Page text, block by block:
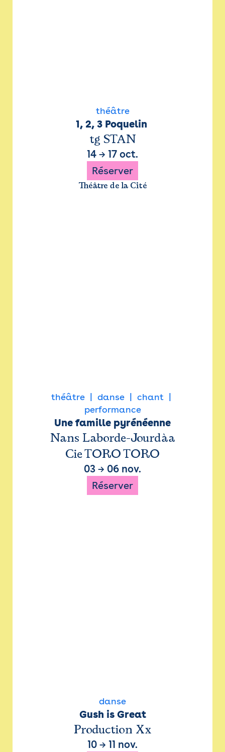
théâtre
1, 2, 3 Poquelin
tg STAN
14 → 17 oct.
Réserver
Théâtre de la Cité
théâtre danse
chant
performance
Une famille pyrénéenne
Nans Laborde-Jourdàa
Cie TORO TORO
03 → 06 nov.
Réserver
danse
Gush is Great
Production Xx
10 → 11 nov.